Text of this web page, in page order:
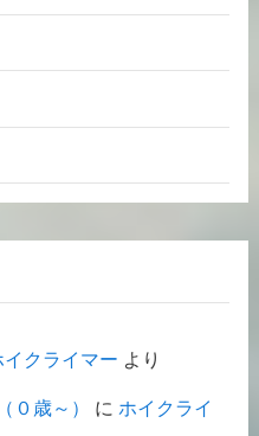
イクライマー より
０歳～） に ホイクライ